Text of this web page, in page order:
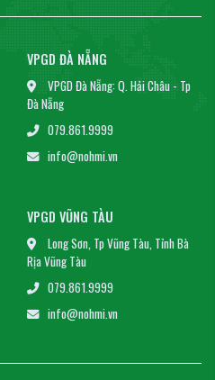
VPGD ĐÀ NẴNG
VPGD Đà Nẵng: Q. Hải Châu - Tp
Đà Nẵng
079.861.9999
info@nohmi.vn
VPGD VŨNG TÀU
Long Sơn, Tp Vũng Tàu, Tỉnh Bà
Rịa Vũng Tàu
079.861.9999
info@nohmi.vn